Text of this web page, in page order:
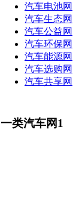
汽车电池网
汽车生态网
汽车公益网
汽车环保网
汽车能源网
汽车选购网
汽车共享网
一类汽车网1